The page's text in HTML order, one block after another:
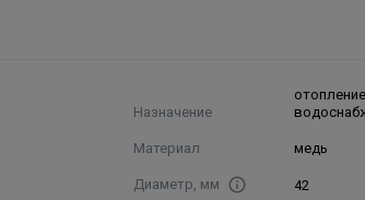
Назначение
Материал медь
Диаметр, мм 42